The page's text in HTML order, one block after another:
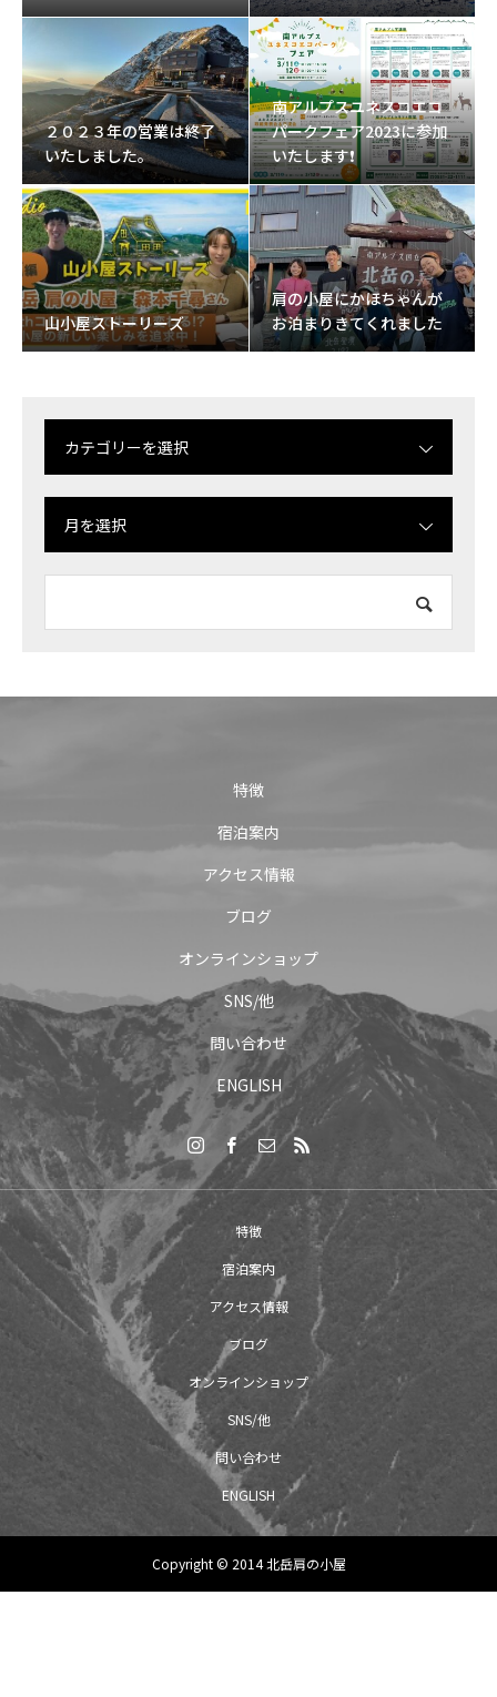
２０２３年の営業は終了
いたしました。
南アルプスユネスコエコ
パークフェア2023に参加
いたします❗
山小屋ストーリーズ
肩の小屋にかほちゃんが
お泊まりきてくれました
カテゴリーを選択
月を選択
特徴
宿泊案内
アクセス情報
ブログ
オンラインショップ
SNS/他
問い合わせ
ENGLISH
特徴
宿泊案内
アクセス情報
ブログ
オンラインショップ
SNS/他
問い合わせ
ENGLISH
Copyright © 2014 北岳肩の小屋